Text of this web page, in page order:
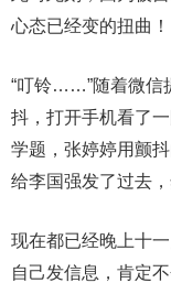
心态已经变的扭曲！
“叮铃……”随着微信
抖，打开手机看了
学题，张婷婷用颤
给李国强发了过去
现在都已经晚上十
自己发信息，肯定